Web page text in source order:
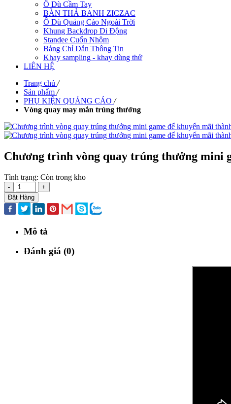
Ô Dù Cầm Tay
BÀN THẢ BANH ZICZAC
Ô Dù Quảng Cáo Ngoài Trời
Khung Backdrop Di Động
Standee Cuốn Nhôm
Bảng Chỉ Dẫn Thông Tin
Khay sampling - khay dùng thử
LIÊN HỆ
Trang chủ /
Sản phẩm /
PHỤ KIỆN QUẢNG CÁO /
Vòng quay may mắn trúng thưởng
Chương trình vòng quay trúng thưởng mini
Tình trạng: Còn trong kho
-
+
Đặt Hàng
Mô tả
Đánh giá (0)